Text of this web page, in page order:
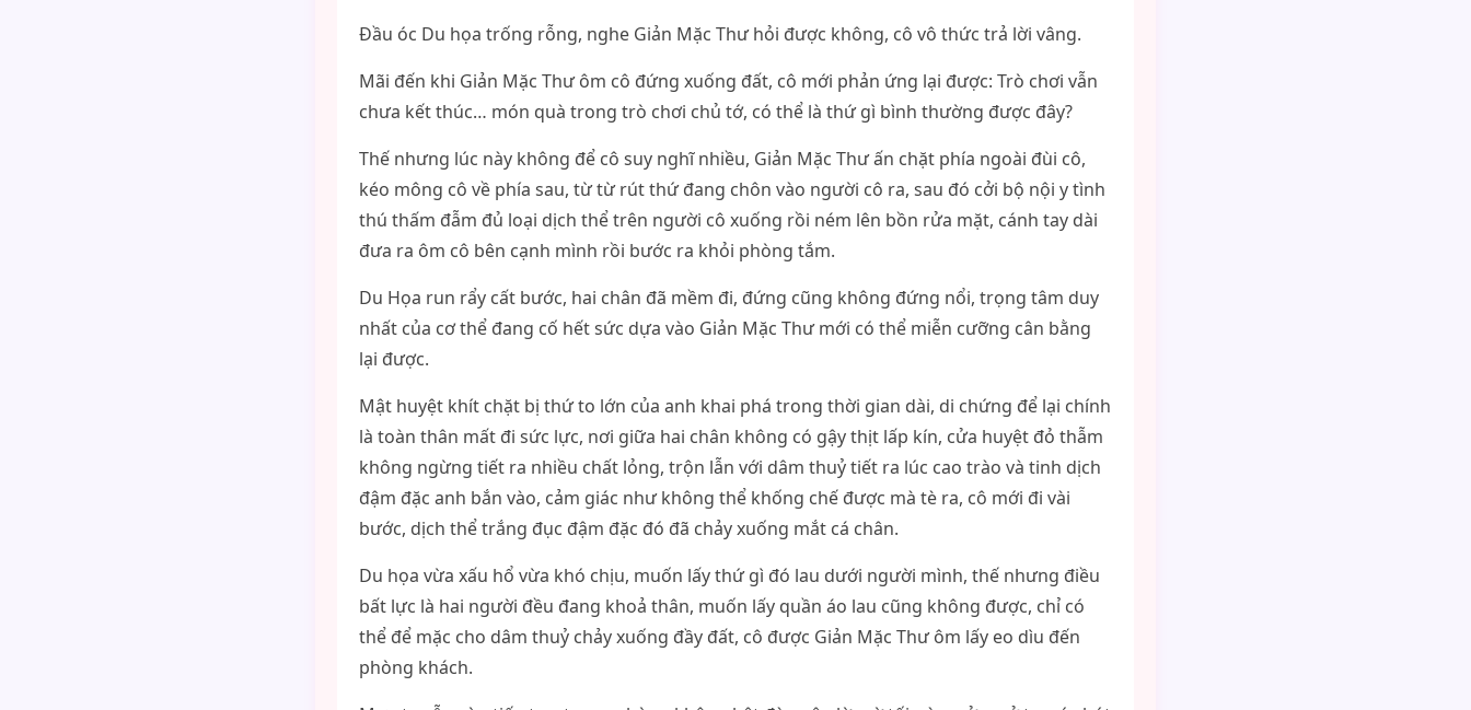
Đầu óc Du họa trống rỗng, nghe Giản Mặc Thư hỏi được không, cô vô thức trả lời vâng.
Mãi đến khi Giản Mặc Thư ôm cô đứng xuống đất, cô mới phản ứng lại được: Trò chơi vẫn
chưa kết thúc… món quà trong trò chơi chủ tớ, có thể là thứ gì bình thường được đây?
Thế nhưng lúc này không để cô suy nghĩ nhiều, Giản Mặc Thư ấn chặt phía ngoài đùi cô,
kéo mông cô về phía sau, từ từ rút thứ đang chôn vào người cô ra, sau đó cởi bộ nội y tình
thú thấm đẫm đủ loại dịch thể trên người cô xuống rồi ném lên bồn rửa mặt, cánh tay dài
đưa ra ôm cô bên cạnh mình rồi bước ra khỏi phòng tắm.
Du Họa run rẩy cất bước, hai chân đã mềm đi, đứng cũng không đứng nổi, trọng tâm duy
nhất của cơ thể đang cố hết sức dựa vào Giản Mặc Thư mới có thể miễn cưỡng cân bằng
lại được.
Mật huyệt khít chặt bị thứ to lớn của anh khai phá trong thời gian dài, di chứng để lại chính
là toàn thân mất đi sức lực, nơi giữa hai chân không có gậy thịt lấp kín, cửa huyệt đỏ thẫm
không ngừng tiết ra nhiều chất lỏng, trộn lẫn với dâm thuỷ tiết ra lúc cao trào và tinh dịch
đậm đặc anh bắn vào, cảm giác như không thể khống chế được mà tè ra, cô mới đi vài
bước, dịch thể trắng đục đậm đặc đó đã chảy xuống mắt cá chân.
Du họa vừa xấu hổ vừa khó chịu, muốn lấy thứ gì đó lau dưới người mình, thế nhưng điều
bất lực là hai người đều đang khoả thân, muốn lấy quần áo lau cũng không được, chỉ có
thể để mặc cho dâm thuỷ chảy xuống đầy đất, cô được Giản Mặc Thư ôm lấy eo dìu đến
phòng khách.